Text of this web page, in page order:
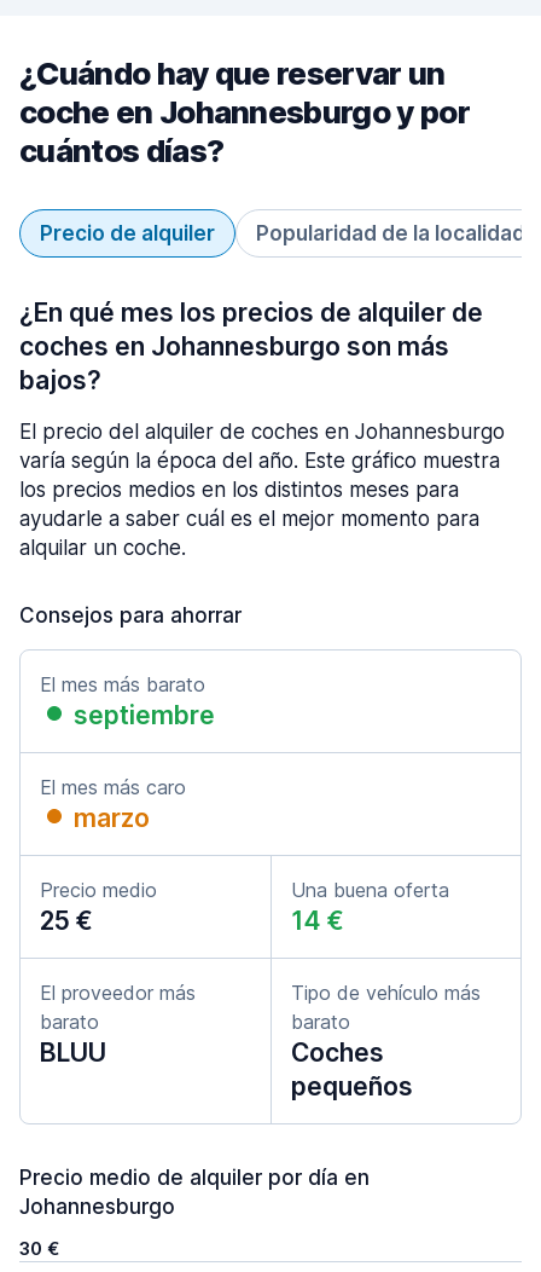
¿Cuándo hay que reservar un
coche en Johannesburgo y por
cuántos días?
Precio de alquiler Popularidad de la localidad
¿En qué mes los precios de alquiler de
coches en Johannesburgo son más
bajos?
El precio del alquiler de coches en Johannesburgo
varía según la época del año. Este gráfico muestra
los precios medios en los distintos meses para
ayudarle a saber cuál es el mejor momento para
alquilar un coche.
Consejos para ahorrar
El mes más barato
septiembre
El mes más caro
marzo
Precio medio
25 €
Una buena oferta
14 €
El proveedor más
barato
BLUU
Tipo de vehículo más
barato
Coches
pequeños
Precio medio de alquiler por día en
Johannesburgo
30 €